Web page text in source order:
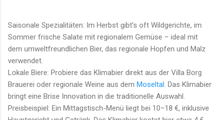
Saisonale Spezialitäten: Im Herbst gibt’s oft Wildgerichte, im
Sommer frische Salate mit regionalem Gemüse – ideal mit
dem umweltfreundlichen Bier, das regionale Hopfen und Malz
verwendet.
Lokale Biere: Probiere das Klimabier direkt aus der Villa Borg
Brauerei oder regionale Weine aus dem Moseltal . Das Klimabier
bringt eine Brise Innovation in die traditionelle Auswahl.
Preisbeispiel: Ein Mittagstisch-Menü liegt bei 10–18 €, inklusive